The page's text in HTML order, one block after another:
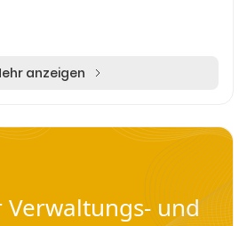
anzeigen
Verwaltungs- und